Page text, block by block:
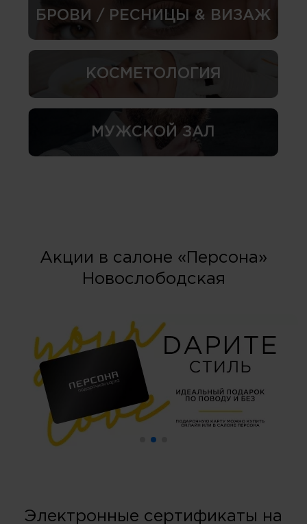
БРОВИ / РЕСНИЦЫ & ВИЗАЖ
КОСМЕТОЛОГИЯ
МУЖСКОЙ ЗАЛ
Акции в салоне «Персона»
Новослободская
Электронные сертификаты на